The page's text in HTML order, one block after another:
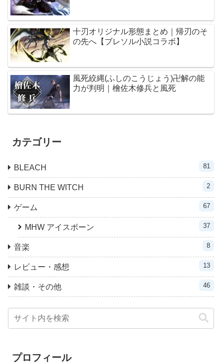
十刃オリジナル形態まとめ｜帰刃のそ
の先へ【ブレソル小説コラボ】
風死絞縄(ふしのこうじょう)卍解の能
力が判明｜檜佐木修兵と風死
カテゴリー
BLEACH 81
BURN THE WITCH 2
ゲーム 67
MHW アイスボーン 37
音楽 8
レビュー・感想 13
雑談・その他 46
プロフィール